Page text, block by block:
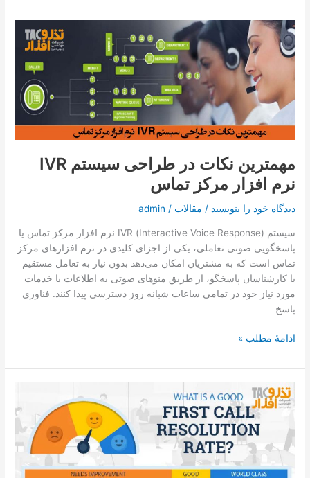
مهمترین نکات در طراحی سیستم IVR
نرم ‌افزار مرکز تماس
دیدگاه‌ خود را بنویسید / مقالات /
admin
سیستم (Interactive Voice Response) IVR نرم ‌افزار مرکز تماس یا
پاسخگویی صوتی تعاملی، یکی از اجزای کلیدی در نرم ‌افزارهای مرکز
تماس است که به مشتریان امکان می‌دهد بدون نیاز به تعامل مستقیم
با کارشناسان پاسخگو، از طریق منوهای صوتی به اطلاعات یا خدمات
مورد نیاز خود در تمامی ساعات شبانه روز دسترسی پیدا کنند. فناوری
پاسخ
مهمترین
نکات
در
سیستم
IVR
تماس
ادامۀ مطلب »
نرخ
حل
در
اولین
تماس